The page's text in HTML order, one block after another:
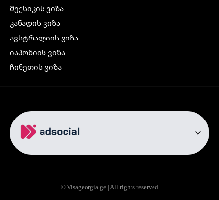
მექსიკის ვიზა
კანადის ვიზა
ავსტრალიის ვიზა
იაპონიის ვიზა
ჩინეთის ვიზა
ჩრდილოეთ ირლანდიის ვიზა
რუსეთის ვიზა
ავიაბილეთები
თბილისი ბაქო
© Visageorgia.ge | All rights reserved